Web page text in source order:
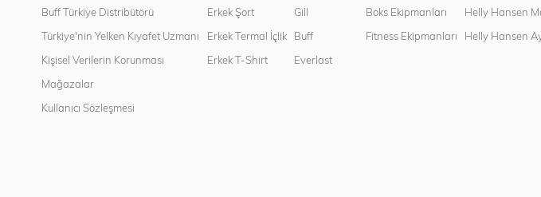
Buff Türkiye Distribütörü
Türkiye'nin Yelken Kıyafet Uzmanı
Kişisel Verilerin Korunması
Mağazalar
Kullanıcı Sözleşmesi
Erkek Şort
Erkek Termal İçlik
Erkek T-Shirt
Gill
Buff
Everlast
Boks Ekipmanları
Fitness Ekipmanları
Helly Hansen
Helly Hansen